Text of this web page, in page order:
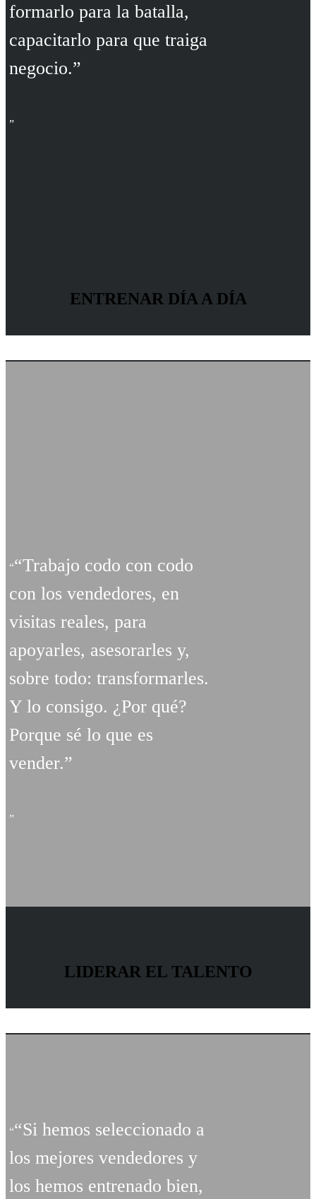
formarlo para la batalla,
capacitarlo para que traiga
negocio.”
ENTRENAR DÍA A DÍA
“Trabajo codo con codo
con los vendedores, en
visitas reales, para
apoyarles, asesorarles y,
sobre todo: transformarles.
Y lo consigo. ¿Por qué?
Porque sé lo que es
vender.”
LIDERAR EL TALENTO
“Si hemos seleccionado a
los mejores vendedores y
los hemos entrenado bien,